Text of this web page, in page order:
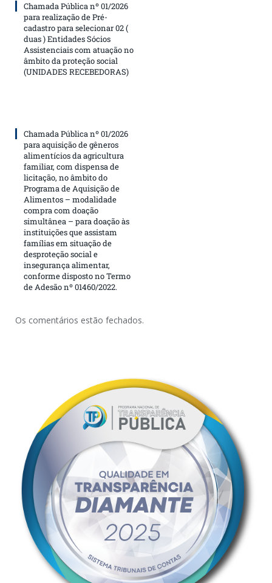
Chamada Pública nº 01/2026
para realização de Pré-
cadastro para selecionar 02 (
duas ) Entidades Sócios
Assistenciais com atuação no
âmbito da proteção social
(UNIDADES RECEBEDORAS)
Chamada Pública nº 01/2026
para aquisição de gêneros
alimentícios da agricultura
familiar, com dispensa de
licitação, no âmbito do
Programa de Aquisição de
Alimentos – modalidade
compra com doação
simultânea – para doação às
instituições que assistam
famílias em situação de
desproteção social e
insegurança alimentar,
conforme disposto no Termo
de Adesão nº 01460/2022.
Os comentários estão fechados.